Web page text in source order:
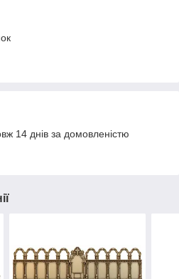
14 днів за домовленістю